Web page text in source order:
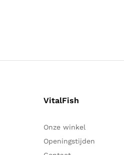
VitalFish
Onze winkel
Openingstijden